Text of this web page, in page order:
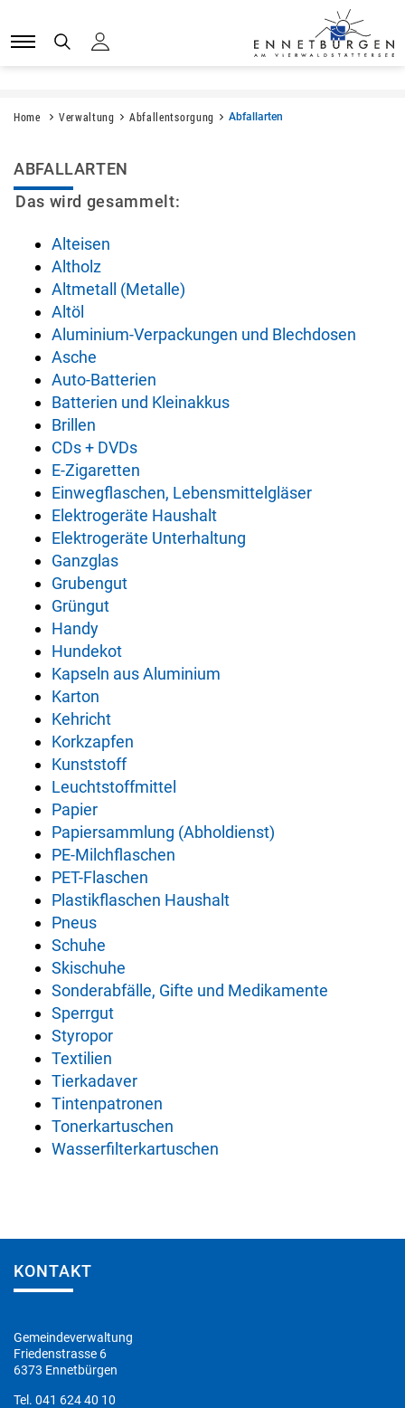
Home Verwaltung Abfallentsorgung Abfallarten
Inhalt
ABFALLARTEN
Das wird gesammelt:
Alteisen
Altholz
Altmetall (Metalle)
Altöl
Aluminium-Verpackungen und Blechdosen
Asche
Auto-Batterien
Batterien und Kleinakkus
Brillen
CDs + DVDs
E-Zigaretten
Einwegflaschen, Lebensmittelgläser
Elektrogeräte Haushalt
Elektrogeräte Unterhaltung
Ganzglas
Grubengut
Grüngut
Handy
Hundekot
Kapseln aus Aluminium
Karton
Kehricht
Korkzapfen
Kunststoff
Leuchtstoffmittel
Papier
Papiersammlung (Abholdienst)
PE-Milchflaschen
PET-Flaschen
Plastikflaschen Haushalt
Pneus
Schuhe
Skischuhe
Sonderabfälle, Gifte und Medikamente
Sperrgut
Styropor
Textilien
Tierkadaver
Tintenpatronen
Tonerkartuschen
Wasserfilterkartuschen
KONTAKT
Gemeindeverwaltung
Friedenstrasse 6
6373 Ennetbürgen
Tel. 041 624 40 10